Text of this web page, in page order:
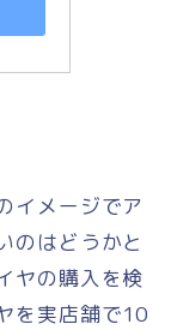
イメージでア
のはどうかと
ヤの購入を検
を実店舗で10